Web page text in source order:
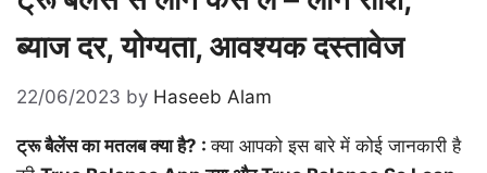
ब्याज दर, योग्यता, आवश्यक दस्तावेज
22/06/2023 by Haseeb Alam
ट्रू बैलेंस का मतलब क्या है? :क्या आपको इस बारे में कोई जानकारी है